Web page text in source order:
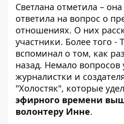
Светлана отметила –
ответила на вопрос о
отношениях. О них
участники. Более того -
вспоминал о том, как
назад. Немало вопросов
журналистки и
"Холостяк", которые
эфирного времени
волонтеру Инне.